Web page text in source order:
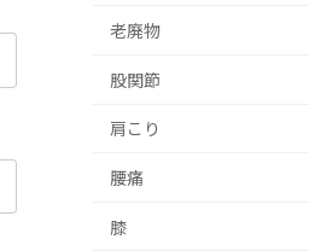
老廃物
股関節
肩こり
腰痛
膝